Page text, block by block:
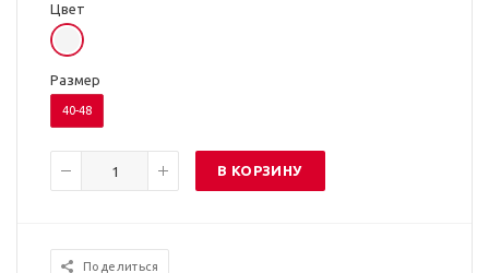
Цвет
Размер
40-48
В КОРЗИНУ
Поделиться